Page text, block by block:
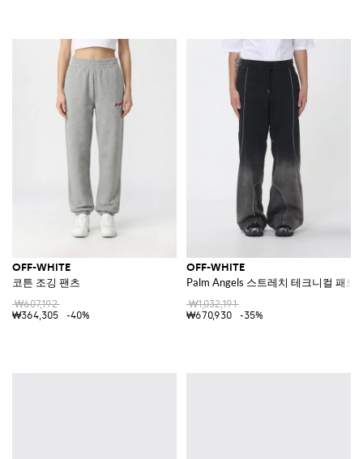
OFF-WHITE
코튼 조깅 팬츠
₩607,192
₩364,305
-40%
OFF-WHITE
Palm Angels 스트레치 테크니컬 패브
₩1,032,191
₩670,930
-35%